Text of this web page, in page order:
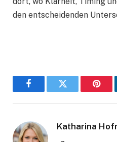
den entscheidenden
FacebookTwitter
Katharina